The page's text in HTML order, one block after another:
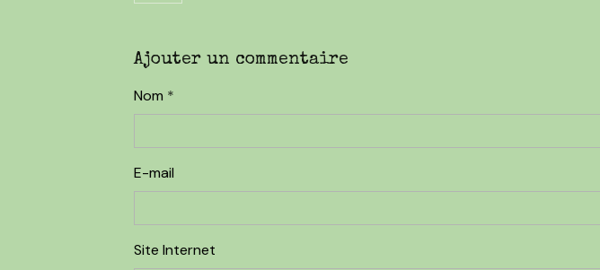
Ajouter un commentaire
Nom
E-mail
Site Internet